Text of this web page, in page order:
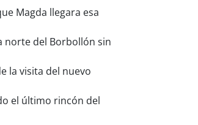
Magda llegara esa
norte del Borbollón sin
la visita del nuevo
el último rincón del